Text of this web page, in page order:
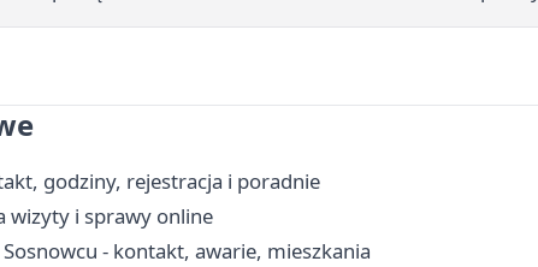
godziny, rejestracja i poradnie
wizyty i sprawy online
- kontakt, awarie, mieszkania